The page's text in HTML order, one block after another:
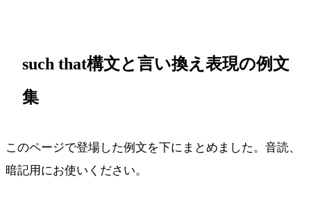
such that構文と言い換え表現の例文
集
このページで登場した例文を下にまとめました。音読、
暗記用にお使いください。